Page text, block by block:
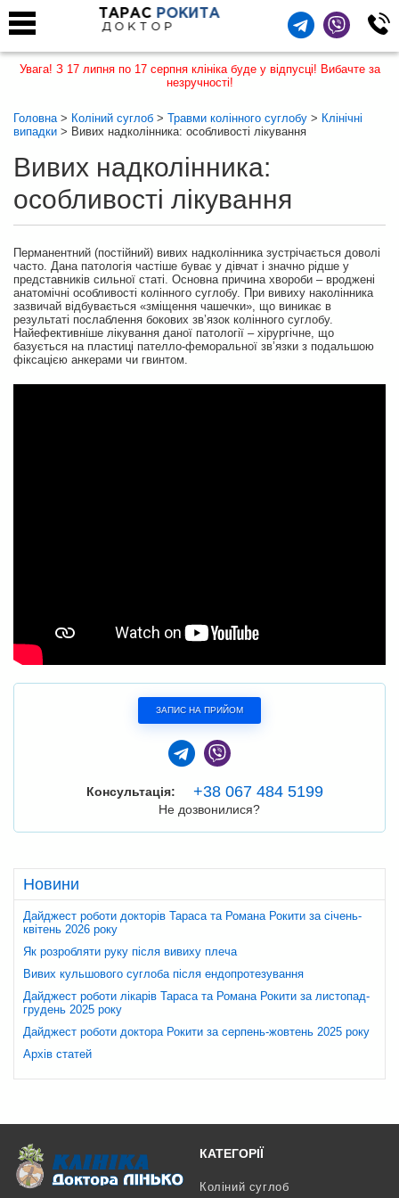
ТАРАС РОКИТА
ДОКТОР
Увага! З 17 липня по 17 серпня клініка буде у відпусці! Вибачте за
незручності!
Головна > Коліний суглоб > Травми колінного суглобу > Клінічні
випадки > Вивих надколінника: особливості лікування
Новини
Дайджест роботи докторів Тараса та Романа Рокити за січень-
квітень 2026 року
Як розробляти руку після вивиху плеча
Вивих кульшового суглоба після ендопротезування
Дайджест роботи лікарів Тараса та Романа Рокити за листопад-
грудень 2025 року
Дайджест роботи доктора Рокити за серпень-жовтень 2025 року
Архів статей
Вивих надколінника:
особливості лікування
Перманентний (постійний) вивих надколінника зустрічається доволі
часто. Дана патологія частіше буває у дівчат і значно рідше у
представників сильної статі. Основна причина хвороби – вроджені
анатомічні особливості колінного суглобу. При вивиху наколінника
зазвичай відбувається «зміщення чашечки», що виникає в
результаті послаблення бокових зв’язок колінного суглобу.
Найефективніше лікування даної патології – хірургічне, що
базується на пластиці пателло-феморальної зв’язки з подальшою
фіксацією анкерами чи гвинтом.
ЗАПИС НА ПРИЙОМ
Консультація: +38 067 484 5199
Не дозвонилися?
КАТЕГОРІЇ
Коліний суглоб